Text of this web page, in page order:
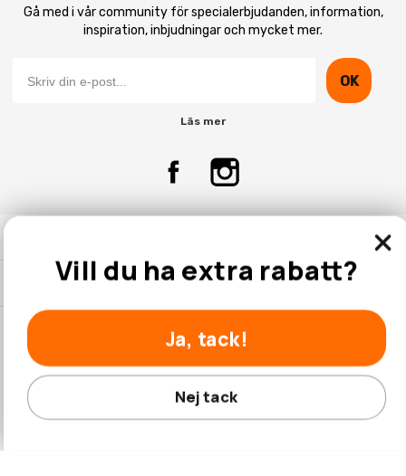
Gå med i vår community för specialerbjudanden, information,
inspiration, inbjudningar och mycket mer.
OK
Läs mer
Kundtjänst
© 2026 Hobbyhallen.se
Vill du ha extra rabatt?
Ja, tack!
Nej tack